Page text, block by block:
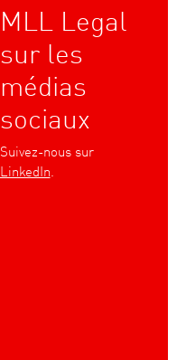
MLL Legal
sur les
médias
sociaux
Suivez-nous sur
LinkedIn.